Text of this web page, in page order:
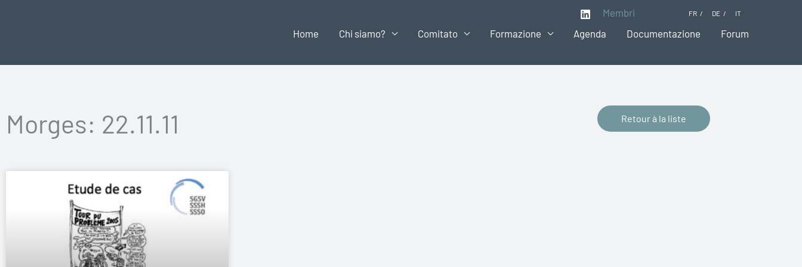
Membri FR DE IT
Home Chi siamo? Comitato Formazione Agenda Documentazione Forum
Morges: 22.11.11 Retour à la liste